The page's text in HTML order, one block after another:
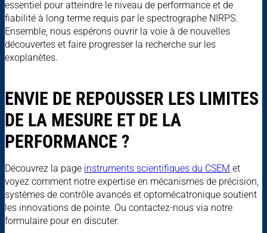
essentiel pour atteindre le niveau de performance et de
fiabilité à long terme requis par le spectrographe NIRPS.
Ensemble, nous espérons ouvrir la voie à de nouvelles
découvertes et faire progresser la recherche sur les
exoplanètes.
ENVIE DE REPOUSSER LES LIMITES
DE LA MESURE ET DE LA
PERFORMANCE ?
Découvrez la page instruments scientifiques du CSEM et
voyez comment notre expertise en mécanismes de précision,
systèmes de contrôle avancés et optomécatronique soutient
les innovations de pointe. Ou contactez-nous via notre
formulaire pour en discuter.